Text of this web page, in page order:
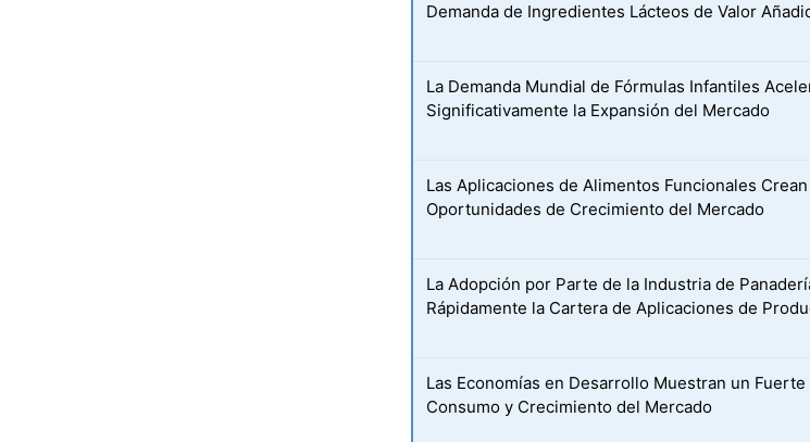
Demanda de Ingredientes Lácteos de Valor
La Demanda Mundial de Fórmulas Infantiles
Significativamente la Expansión del Mercado
Las Aplicaciones de Alimentos Funcionales
Oportunidades de Crecimiento del Mercado
La Adopción por Parte de la Industria de
Rápidamente la Cartera de Aplicaciones de
Las Economías en Desarrollo Muestran un Fuerte
Consumo y Crecimiento del Mercado